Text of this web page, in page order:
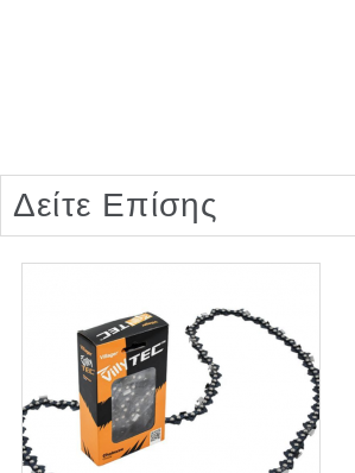
Δείτε Επίσης